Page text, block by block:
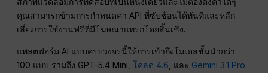
คุณสามารถข้ามการกำหนดค่า API ที่ซับซ้อนได้ทันทีและหลีก
เลี่ยงการใช้งานฟรีที่มีโฆษณาแทรกโดยสิ้นเชิง.
แพลตฟอร์ม AI แบบครบวงจรนี้ให้การเข้าถึงโมเดลชั้นนำกว่า
100 แบบ รวมถึง GPT-5.4 Mini,โคลด 4.6 , และ Gemini 3.1 Pro.